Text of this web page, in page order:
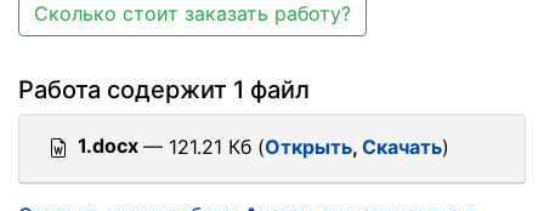
Сколько стоит заказать работу?
Работа содержит 1 файл
1.docx — 121.21 Кб (Открыть, Скачать)